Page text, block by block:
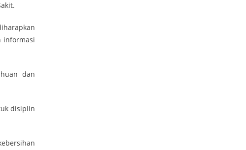
informasi
dan
disiplin